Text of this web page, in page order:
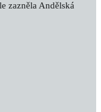
zazněla Andělská